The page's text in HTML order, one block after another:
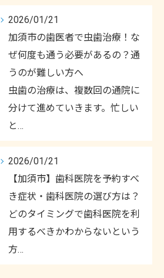
2026/01/21
加須市の歯医者で虫歯治療！な
ぜ何度も通う必要があるの？通
うのが難しい方へ
虫歯の治療は、複数回の通院に
分けて進めていきます。忙しい
と…
2026/01/21
【加須市】歯科医院を予約すべ
き症状・歯科医院の選び方は？
どのタイミングで歯科医院を利
用するべきかわからないという
方…